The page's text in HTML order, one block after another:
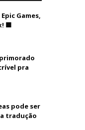
Games,
🟩
pra
pode ser
tradução